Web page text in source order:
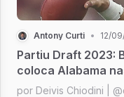
Antony Curti • 12/
Partiu Draft 2023:
coloca Alabama
por Deivis Chiodini |